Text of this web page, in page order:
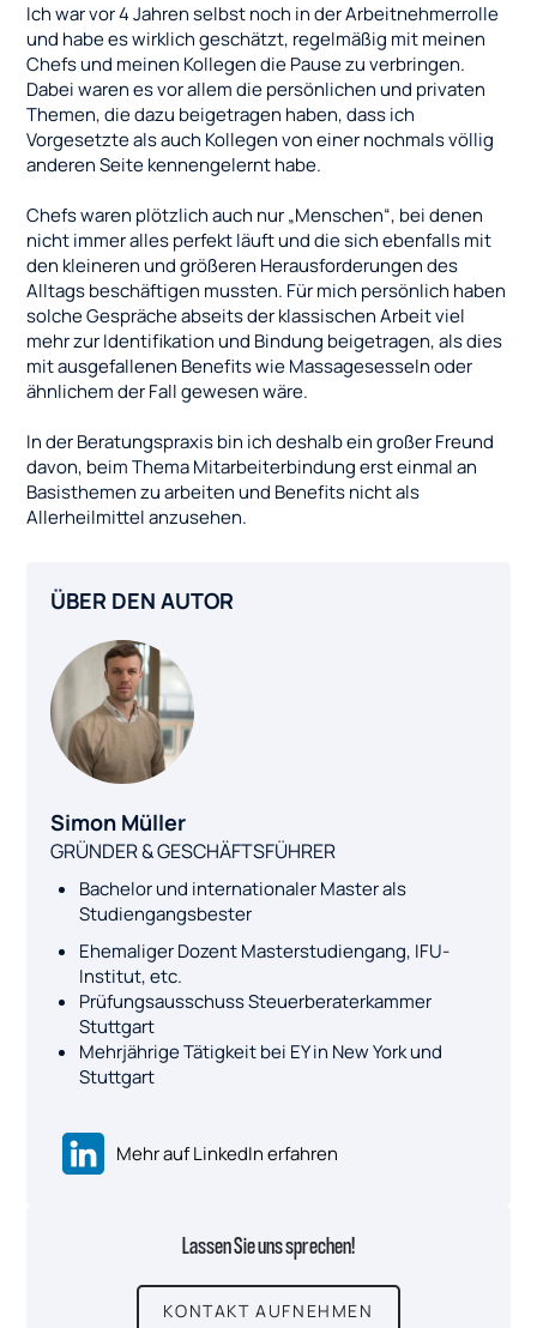
Ich war vor 4 Jahren selbst noch in der Arbeitnehmerrolle
und habe es wirklich geschätzt, regelmäßig mit meinen
Chefs und meinen Kollegen die Pause zu verbringen.
Dabei waren es vor allem die persönlichen und privaten
Themen, die dazu beigetragen haben, dass ich
Vorgesetzte als auch Kollegen von einer nochmals völlig
anderen Seite kennengelernt habe.
Chefs waren plötzlich auch nur „Menschen“, bei denen
nicht immer alles perfekt läuft und die sich ebenfalls mit
den kleineren und größeren Herausforderungen des
Alltags beschäftigen mussten. Für mich persönlich haben
solche Gespräche abseits der klassischen Arbeit viel
mehr zur Identifikation und Bindung beigetragen, als dies
mit ausgefallenen Benefits wie Massagesesseln oder
ähnlichem der Fall gewesen wäre.
In der Beratungspraxis bin ich deshalb ein großer Freund
davon, beim Thema Mitarbeiterbindung erst einmal an
Basisthemen zu arbeiten und Benefits nicht als
Allerheilmittel anzusehen.
ÜBER DEN AUTOR
Simon Müller
GRÜNDER & GESCHÄFTSFÜHRER
Bachelor und internationaler Master als
Studiengangsbester
Ehemaliger Dozent Masterstudiengang, IFU-
Institut, etc.
Prüfungsausschuss Steuerberaterkammer
Stuttgart
Mehrjährige Tätigkeit bei EY in New York und
Stuttgart
Mehr auf LinkedIn erfahren
Lassen Sie uns sprechen!
KONTAKT AUFNEHMEN